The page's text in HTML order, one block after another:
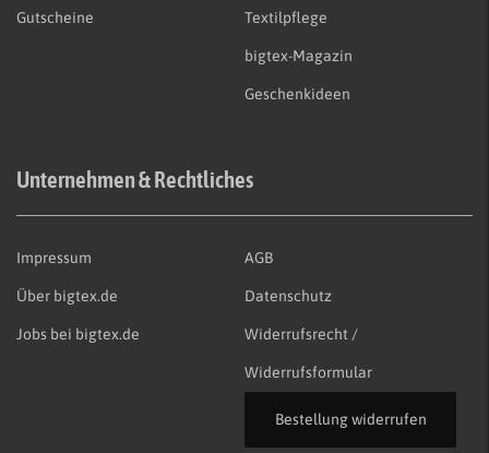
Gutscheine Textilpflege
bigtex-Magazin
Geschenkideen
Unternehmen & Rechtliches
Impressum
Über bigtex.de
Jobs bei bigtex.de
AGB
Datenschutz
Widerrufsrecht /
Widerrufsformular
Bestellung widerrufen